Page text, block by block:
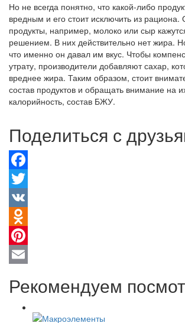
Но не всегда понятно, что какой-либо
вредным и его стоит исключить из
продукты, например, молоко или сыр
решением. В них действительно нет жира.
что именно он давал им вкус. Чтобы
утрату, производители добавляют сахар,
вреднее жира. Таким образом, стоит
состав продуктов и обращать внимание на
калорийность, состав БЖУ.
Поделиться с
Facebook
Twitter
VK
Odnoklassniki
Pinterest
Рекомендуем